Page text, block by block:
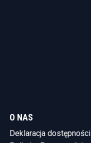
O NAS
Deklaracja dostępności